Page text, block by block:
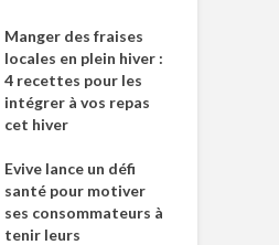
Manger des fraises
locales en plein hiver :
4 recettes pour les
intégrer à vos repas
cet hiver
Evive lance un défi
santé pour motiver
ses consommateurs à
tenir leurs